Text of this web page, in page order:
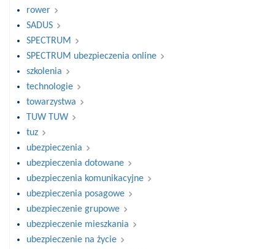
rower
SADUS
SPECTRUM
SPECTRUM ubezpieczenia online
szkolenia
technologie
towarzystwa
TUW TUW
tuz
ubezpieczenia
ubezpieczenia dotowane
ubezpieczenia komunikacyjne
ubezpieczenia posagowe
ubezpieczenie grupowe
ubezpieczenie mieszkania
ubezpieczenie na życie